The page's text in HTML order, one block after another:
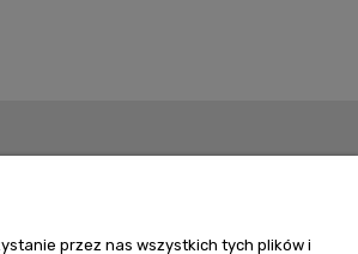
przez nas wszystkich tych plików i